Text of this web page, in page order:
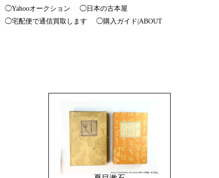
◯Yahooオークション
◯日本の古本屋
◯宅配便で通信買取します
◯購入ガイド|ABOUT